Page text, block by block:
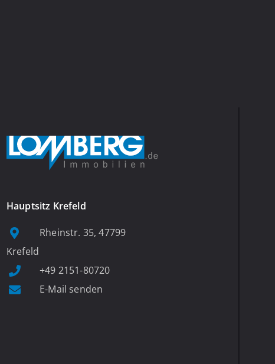
Hauptsitz Krefeld
Rheinstr. 35, 47799
Krefeld
+49 2151-80720
E-Mail senden